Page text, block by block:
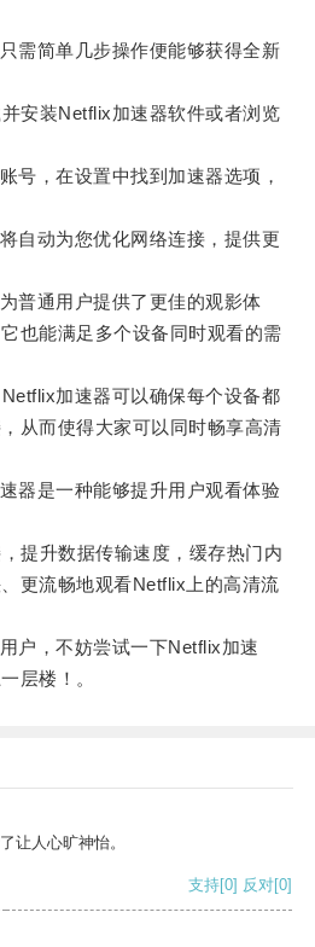
简单几步操作便能够获得全新
装Netflix加速器软件或者浏览
，在设置中找到加速器选项，
动为您优化网络连接，提供更
通用户提供了更佳的观影体
也能满足多个设备同时观看的需
加速器可以确保每个设备都
从而使得大家可以同时畅享高清
是一种能够提升用户观看体验
升数据传输速度，缓存热门内
更流畅地观看Netflix上的高清流
，不妨尝试一下Netflix加速
层楼！。
让人心旷神怡。
支持[0] 反对[0]